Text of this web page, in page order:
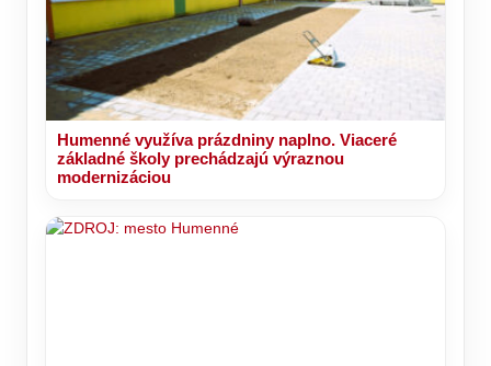
Humenné využíva prázdniny naplno. Viaceré
základné školy prechádzajú výraznou
modernizáciou